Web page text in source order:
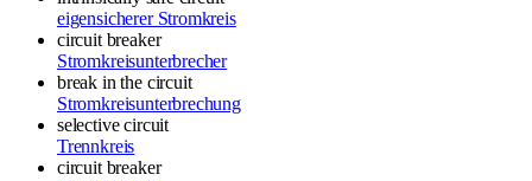
eigensicherer Stromkreis
circuit breaker
Stromkreisunterbrecher
break in the circuit
Stromkreisunterbrechung
selective circuit
Trennkreis
circuit breaker